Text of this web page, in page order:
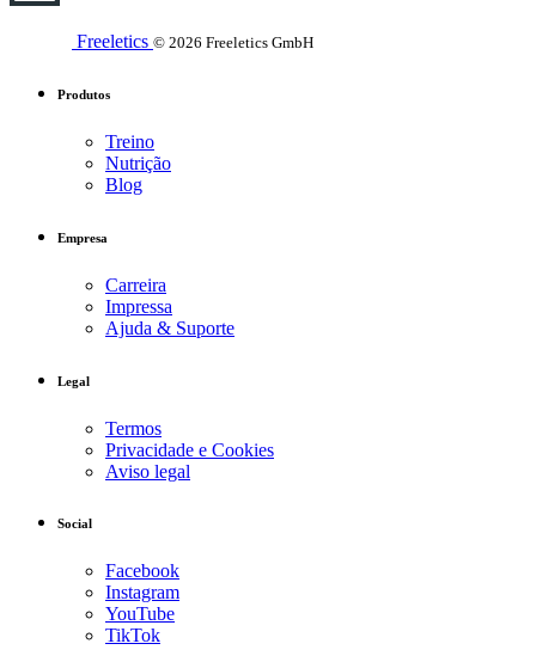
Freeletics © 2026 Freeletics GmbH
Produtos
Treino
Nutrição
Blog
Empresa
Carreira
Impressa
Ajuda & Suporte
Legal
Termos
Privacidade e Cookies
Aviso legal
Social
Facebook
Instagram
YouTube
TikTok